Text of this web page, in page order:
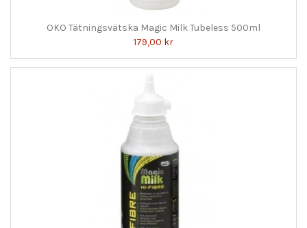
OKO Tätningsvätska Magic Milk Tubeless 500ml
179,00 kr